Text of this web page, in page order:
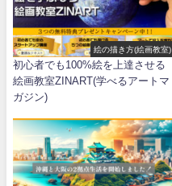
絵の描き方(絵画教室)
初心者でも100%絵を上達させる
絵画教室ZINART(学べるアートマ
ガジン)